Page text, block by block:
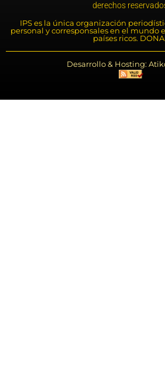
derechos
IPS es la única organización
personal y corresponsales en el mundo
países ricos.
Desarrollo & Hosting: